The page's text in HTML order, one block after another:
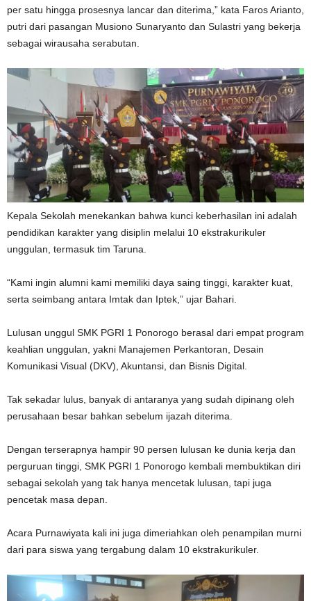
per satu hingga prosesnya lancar dan diterima,” kata Faros Arianto,
putri dari pasangan Musiono Sunaryanto dan Sulastri yang bekerja
sebagai wirausaha serabutan.
Kepala Sekolah menekankan bahwa kunci keberhasilan ini adalah
pendidikan karakter yang disiplin melalui 10 ekstrakurikuler
unggulan, termasuk tim Taruna.
“Kami ingin alumni kami memiliki daya saing tinggi, karakter kuat,
serta seimbang antara Imtak dan Iptek,” ujar Bahari.
Lulusan unggul SMK PGRI 1 Ponorogo berasal dari empat program
keahlian unggulan, yakni Manajemen Perkantoran, Desain
Komunikasi Visual (DKV), Akuntansi, dan Bisnis Digital.
Tak sekadar lulus, banyak di antaranya yang sudah dipinang oleh
perusahaan besar bahkan sebelum ijazah diterima.
Dengan terserapnya hampir 90 persen lulusan ke dunia kerja dan
perguruan tinggi, SMK PGRI 1 Ponorogo kembali membuktikan diri
sebagai sekolah yang tak hanya mencetak lulusan, tapi juga
pencetak masa depan.
Acara Purnawiyata kali ini juga dimeriahkan oleh penampilan murni
dari para siswa yang tergabung dalam 10 ekstrakurikuler.